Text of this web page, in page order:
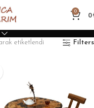
0 0
etiketlendi Filters